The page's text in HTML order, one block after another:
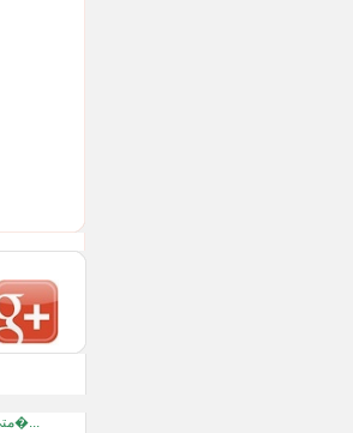
متى نقضي حوا�...